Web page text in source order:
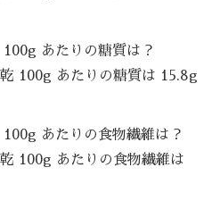
あたりの糖質は？
100g あたりの糖質は 15.8g
あたりの食物繊維は？
100g あたりの食物繊維は